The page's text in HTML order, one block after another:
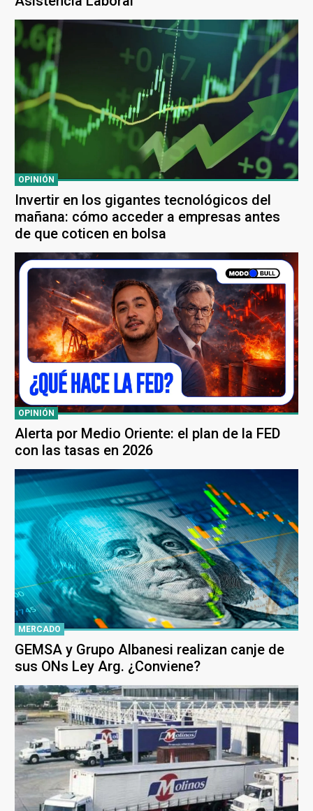
OPINIÓN
Invertir en los gigantes tecnológicos del
mañana: cómo acceder a empresas antes
de que coticen en bolsa
OPINIÓN
Alerta por Medio Oriente: el plan de la FED
con las tasas en 2026
MERCADO
GEMSA y Grupo Albanesi realizan canje de
sus ONs Ley Arg. ¿Conviene?